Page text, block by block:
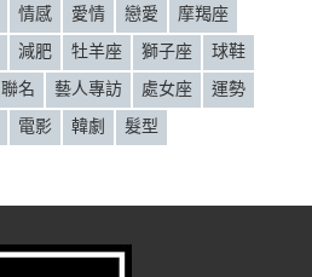
情感 愛情 戀愛
摩羯座
減肥 牡羊座 獅子座
球鞋
聯名 藝人專訪 處女座
運勢
電影 韓劇 髮型